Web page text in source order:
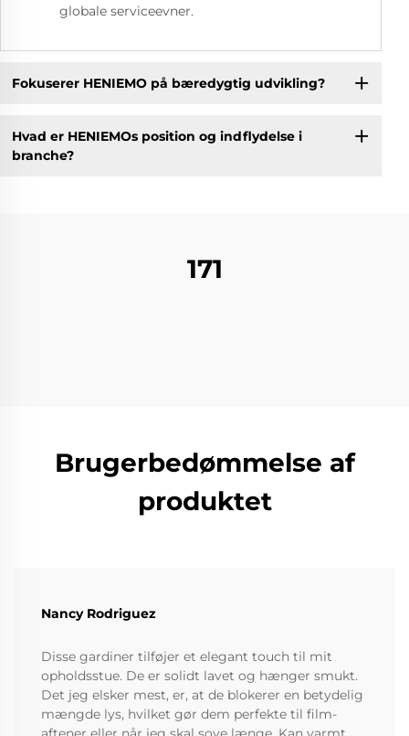
globale serviceevner.
Fokuserer HENIEMO på bæredygtig udvikling?
Hvad er HENIEMOs position og indflydelse i
branche?
171
Brugerbedømmelse af
produktet
Nancy Rodriguez
Disse gardiner tilføjer et elegant touch til mit
opholdsstue. De er solidt lavet og hænger smukt.
Det jeg elsker mest, er, at de blokerer en betydelig
mængde lys, hvilket gør dem perfekte til film-